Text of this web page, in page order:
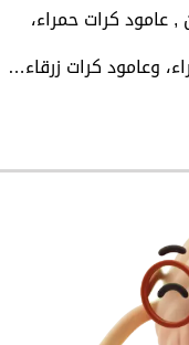
كرات حمراء،
وعامود كرات زرقاء…